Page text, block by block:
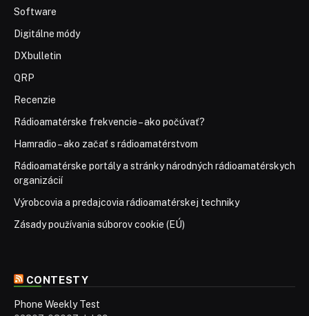
Software
Digitálne módy
DXbulletin
QRP
Recenzie
Rádioamatérske frekvencie – ako počúvať?
Hamradio – ako začať s rádioamatérstvom
Rádioamatérske portály a stránky národných rádioamatérskych
organizácií
Výrobcovia a predajcovia rádioamatérskej techniky
Zásady používania súborov cookie (EÚ)
CONTESTY
Phone Weekly Test